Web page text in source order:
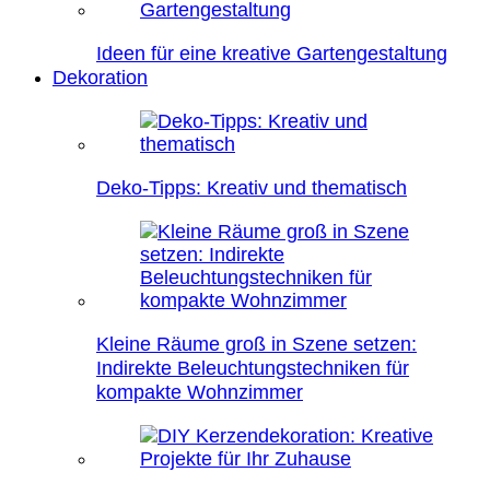
Ideen für eine kreative Gartengestaltung
Dekoration
Deko-Tipps: Kreativ und thematisch
Kleine Räume groß in Szene setzen:
Indirekte Beleuchtungstechniken für
kompakte Wohnzimmer